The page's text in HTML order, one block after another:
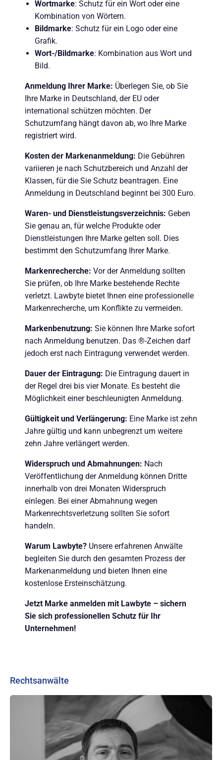
Wortmarke: Schutz für ein Wort oder eine
Kombination von Wörtern.
Bildmarke: Schutz für ein Logo oder eine
Grafik.
Wort-/Bildmarke: Kombination aus Wort und
Bild.
Anmeldung Ihrer Marke: Überlegen Sie, ob Sie
Ihre Marke in Deutschland, der EU oder
international schützen möchten. Der
Schutzumfang hängt davon ab, wo Ihre Marke
registriert wird.
Kosten der Markenanmeldung: Die Gebühren
variieren je nach Schutzbereich und Anzahl der
Klassen, für die Sie Schutz beantragen. Eine
Anmeldung in Deutschland beginnt bei 300 Euro.
Waren- und Dienstleistungsverzeichnis: Geben
Sie genau an, für welche Produkte oder
Dienstleistungen Ihre Marke gelten soll. Dies
bestimmt den Schutzumfang Ihrer Marke.
Markenrecherche: Vor der Anmeldung sollten
Sie prüfen, ob Ihre Marke bestehende Rechte
verletzt. Lawbyte bietet Ihnen eine professionelle
Markenrecherche, um Konflikte zu vermeiden.
Markenbenutzung: Sie können Ihre Marke sofort
nach Anmeldung benutzen. Das ®-Zeichen darf
jedoch erst nach Eintragung verwendet werden.
Dauer der Eintragung: Die Eintragung dauert in
der Regel drei bis vier Monate. Es besteht die
Möglichkeit einer beschleunigten Anmeldung.
Gültigkeit und Verlängerung: Eine Marke ist zehn
Jahre gültig und kann unbegrenzt um weitere
zehn Jahre verlängert werden.
Widerspruch und Abmahnungen: Nach
Veröffentlichung der Anmeldung können Dritte
innerhalb von drei Monaten Widerspruch
einlegen. Bei einer Abmahnung wegen
Markenrechtsverletzung sollten Sie sofort
handeln.
Warum Lawbyte? Unsere erfahrenen Anwälte
begleiten Sie durch den gesamten Prozess der
Markenanmeldung und bieten Ihnen eine
kostenlose Ersteinschätzung.
Jetzt Marke anmelden mit Lawbyte – sichern
Sie sich professionellen Schutz für Ihr
Unternehmen!
Rechtsanwälte